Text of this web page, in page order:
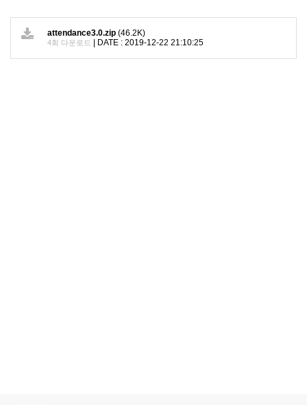
attendance3.0.zip (46.2K)
4회 다운로드 DATE : 2019-12-22 21:10:25